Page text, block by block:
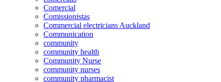
Comercial
Comissionistas
Commercial electricians Auckland
Communication
community
community health
Community Nurse
community nurses
community pharmacist